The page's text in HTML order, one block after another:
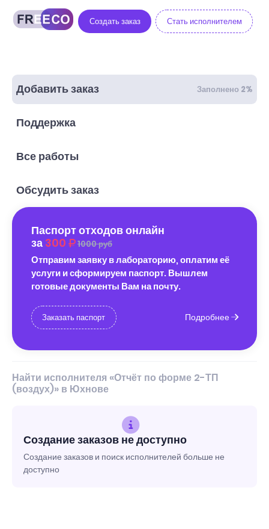
Создать заказ Стать исполнителем
Добавить заказ Заполнено 2%
Поддержка
Все работы
Обсудить заказ
Паспорт отходов онлайн
за 300 1000 руб
Отправим заявку в лабораторию, оплатим её
услуги и сформируем паспорт. Вышлем
готовые документы Вам на почту.
Заказать паспорт Подробнее
Найти исполнителя «Отчёт по форме 2-ТП
(воздух)» в Юхнове
Создание заказов не доступно
Создание заказов и поиск исполнителей больше не
доступно